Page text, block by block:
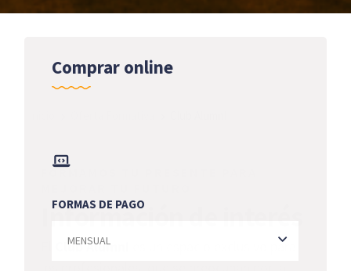
Comprar online
FORMAS DE PAGO
FORMAMOS TU PRESENTE PARA
Información de interés
Club Alumni
es un espacio exclusivo para